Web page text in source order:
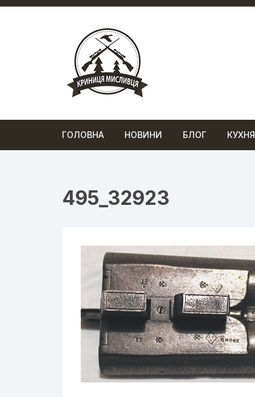
Перейти
ГОЛОВНА НОВИНИ БЛОГ КУХНЯ
495_32923